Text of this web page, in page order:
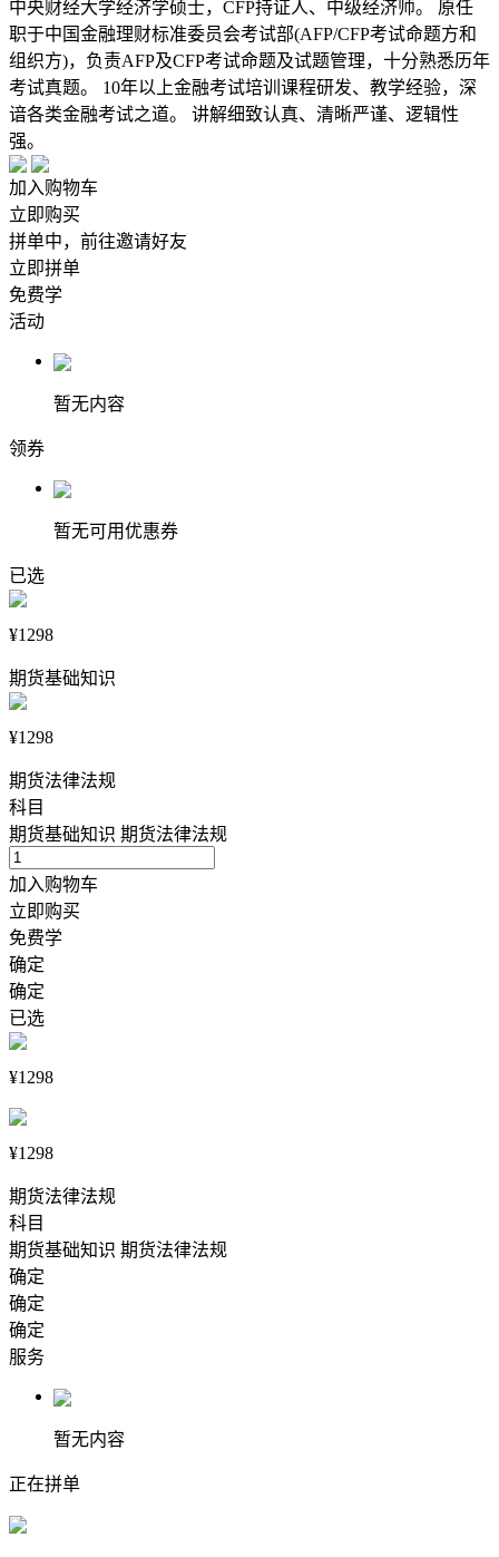
中央财经大学经济学硕士，CFP持证人、中级经济师。 原任
职于中国金融理财标准委员会考试部(AFP/CFP考试命题方和
组织方)，负责AFP及CFP考试命题及试题管理，十分熟悉历年
考试真题。 10年以上金融考试培训课程研发、教学经验，深
谙各类金融考试之道。 讲解细致认真、清晰严谨、逻辑性
强。
加入购物车
立即购买
拼单中，前往邀请好友
立即拼单
免费学
活动
暂无内容
领券
暂无可用优惠券
已选
¥1298
期货基础知识
¥1298
期货法律法规
科目
期货基础知识 期货法律法规
加入购物车
立即购买
免费学
确定
确定
已选
¥1298
¥1298
期货法律法规
科目
期货基础知识 期货法律法规
确定
确定
确定
服务
暂无内容
正在拼单